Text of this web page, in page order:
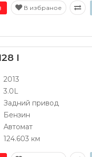
В избраное
I
2013
3.0L
Задний привод
Бензин
Автомат
124.603 км